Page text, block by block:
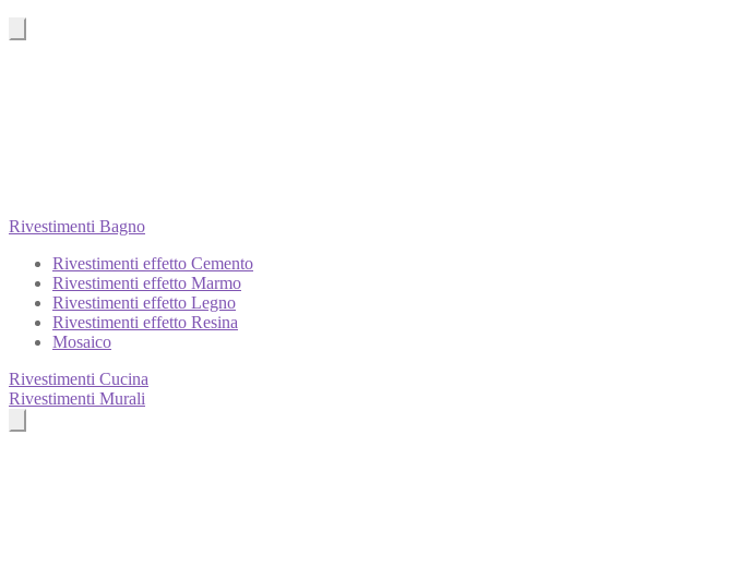
Rivestimenti Bagno
Rivestimenti effetto Cemento
Rivestimenti effetto Marmo
Rivestimenti effetto Legno
Rivestimenti effetto Resina
Mosaico
Rivestimenti Cucina
Rivestimenti Murali